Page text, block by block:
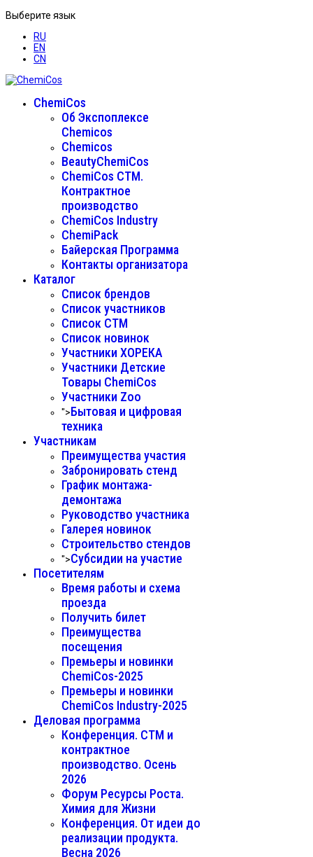
Выберите язык
RU
EN
CN
ChemiCos
Об Экспоплексе
Chemicos
Chemicos
BeautyChemiCos
ChemiCos СТМ.
Контрактное
производство
ChemiCos Industry
ChemiPack
Байерская Программа
Контакты организатора
Каталог
Список брендов
Список участников
Список СТМ
Список новинок
Участники ХОРЕКА
Участники Детские
Товары ChemiCos
Участники Zoo
">Бытовая и цифровая
техника
Участникам
Преимущества участия
Забронировать стенд
График монтажа-
демонтажа
Руководство участника
Галерея новинок
Строительство стендов
">Субсидии на участие
Посетителям
Время работы и схема
проезда
Получить билет
Преимущества
посещения
Премьеры и новинки
ChemiCos-2025
Премьеры и новинки
ChemiCos Industry-2025
Деловая программа
Конференция. СТМ и
контрактное
производство. Осень
2026
Форум Ресурсы Роста.
Химия для Жизни
Конференция. От идеи до
реализации продукта.
Весна 2026